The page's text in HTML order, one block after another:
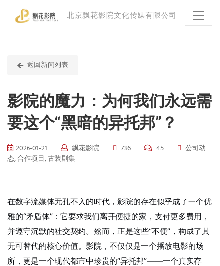
北京飘花影院文化传媒有限公司
返回新闻列表
影院的魔力：为何我们永远需
要这个“黑暗的异托邦”？
2026-01-21 飘花影院 736 45
公司动
态, 合作项目, 古装剧集
在数字流媒体无孔不入的时代，影院的存在似乎成了一个优
雅的“矛盾体”：它要求我们离开便捷的家，支付更多费用，
并遵守沉默的社交契约。然而，正是这些“不便”，构成了其
无可替代的核心价值。影院，不仅仅是一个播放电影的场
所，更是一个现代都市中珍贵的“异托邦”——一个真实存